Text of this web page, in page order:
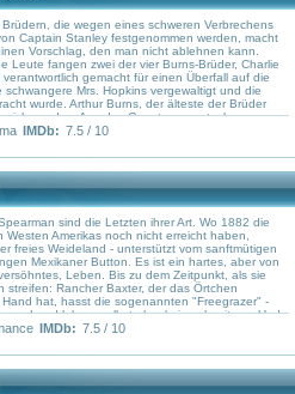
die wegen eines schweren Verbrechens
Captain Stanley festgenommen werden, macht
Vorschlag, den man nicht ablehnen kann.
Leute fangen zwei der vier Burns-Brüder, Charlie
gemacht für einen Überfall auf die
schwangere Mrs. Hopkins vergewaltigt und die
wurde. Arthur Burns, der älteste der Brüder
vor dem Arm des Gesetzes verstecken.
zum einen Straffreiheit an und zum anderen
IMDb: 7.5 / 10
sind die Letzten ihrer Art. Wo 1882 die
Amerikas noch nicht erreicht haben,
freies Weideland - unterstützt vom sanftmütigen
Mexikaner Button. Es ist ein hartes, aber von
Leben. Bis zu dem Zeitpunkt, als sie
streifen: Rancher Baxter, der das Örtchen
hat, hasst die sogenannten "Freegrazer" -
vom Land leben, selbst aber keines besitzen. Und
und Spearman in einen gnadenlosen Kampf
IMDb: 7.5 / 10